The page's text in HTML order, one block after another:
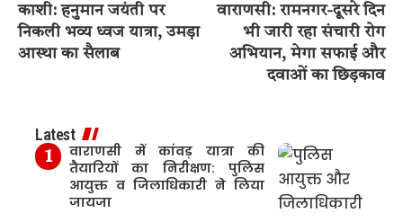
काशी: हनुमान जयंती पर
निकली भव्य ध्वज यात्रा, उमड़ा
आस्था का सैलाब
वाराणसी: रामनगर-दूसरे दिन
भी जारी रहा संचारी रोग
अभियान, मेगा सफाई और
दवाओं का छिड़काव
Latest
वाराणसी में कांवड़ यात्रा की
तैयारियों का निरीक्षण: पुलिस
आयुक्त व जिलाधिकारी ने लिया
जायजा